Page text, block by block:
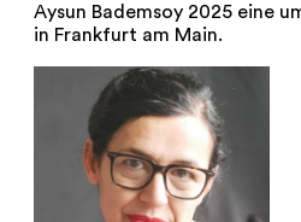
Aysun Bademsoy 2025 eine
in Frankfurt am Main.